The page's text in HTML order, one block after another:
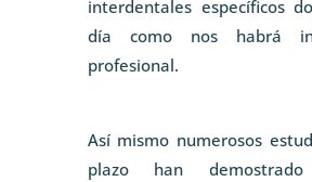
interdentales específicos
día como nos habrá
profesional.
Así mismo numerosos
plazo han